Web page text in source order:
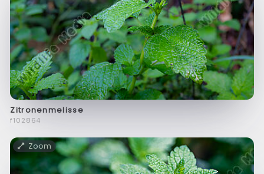
Zitronenmelisse
f102864
Zoom